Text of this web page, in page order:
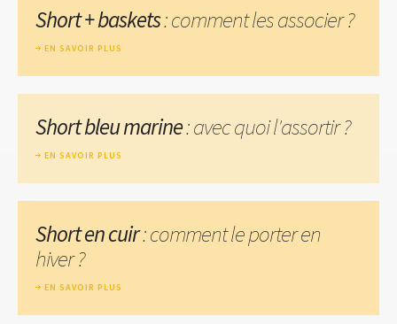
Short + baskets: comment les associer ?
EN SAVOIR PLUS
Short bleu marine: avec quoi l'assortir ?
EN SAVOIR PLUS
Short en cuir: comment le porter en
hiver ?
EN SAVOIR PLUS